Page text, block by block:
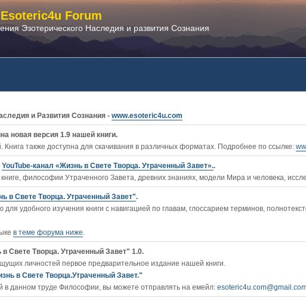
Forum
Эзотерического Наследия и развития Сознания
и Развития Сознания - www.esoteric4u.com
новая версия 1.9 нашей книги.
также доступна для скачивания в различных форматах. Подробнее по ссылке:
YouTube‑канал «Жизнь в Свете Творца. Утраченный Завет»..
философии Утраченного Завета, древних знаниях, модели Мира и человека,
в Свете Творца. Утраченный Завет".
удобного изучения книги c навигацией по главам, глоссарием терминов,
в теме форума ниже.
Свете Творца. Утраченный Завет" 1.0.
личностей первое предварительное издание нашей книги.
в Свете Творца.Утраченный Завет."
в данном труде Философии, вы можете отправлять на емейл: